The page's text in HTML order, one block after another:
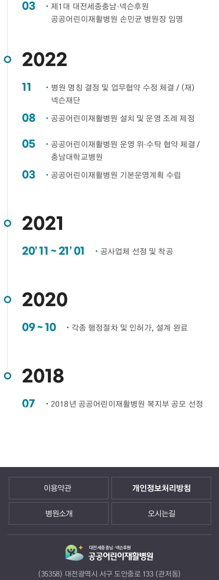
03
제1대 대전세종충남·넥슨후원
공공어린이재활병원 손민균 병원장 임명​
2022
11
병원 명칭 결정 및 업무협약 수정 체결 / (재)
넥슨재단​
08 공공어린이재활병원 설치 및 운영 조례 제정​
05
공공어린이재활병원 운영 위·수탁 협약 체결 /
충남대학교병원​
03 공공어린이재활병원 기본운영계획 수립​
2021
20’ 11 ~ 21’ 01 공사업체 선정 및 착공​
2020
09 ~ 10 각종 행정절차 및 인허가, 설계 완료​
2018
07 2018년 공공어린이재활병원 복지부 공모 선정​
이용약관 개인정보처리방침
병원소개 오시는길
(35358) 대전광역시 서구 도안중로 133 (관저동)